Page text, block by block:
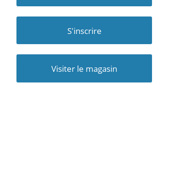
S'inscrire
Visiter le magasin